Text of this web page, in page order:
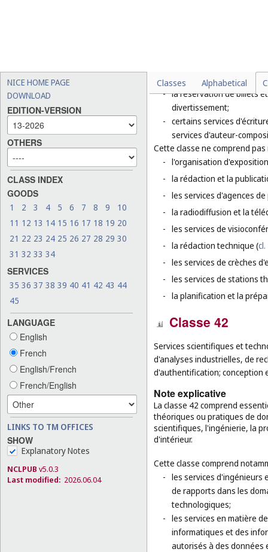
NICE HOME PAGE
DOWNLOAD
EDITION-VERSION
OTHERS
CLASS INDEX
GOODS
1 2 3 4 5 6 7 8 9
10
11 12 13 14 15 16 17 18 19 20
21 22 23 24 25 26 27 28 29 30
31 32 33 34
SERVICES
35 36 37 38 39 40 41 42 43 44
45
LANGUAGE
English
French
English/French
French/English
LINKS TO TM OFFICES
SHOW
Explanatory Notes
NCLPUB v5.0.3
Last modified: 2026.06.04
Classes Alphabetical
-
les services de jeux
- la réservation de billets
divertissement;
- certains services
services d'auteur-
Cette classe ne comprend
- l'organisation
- la rédaction et la
- les services d'agences de
- la radiodiffusion et la
- les services de
- la rédaction technique (
- les services de crèches
- les services de stations
- la planification et la
Classe 42
Services scientifiques et
d'analyses industrielles, de
d'authentification; conception
Note explicative
La classe 42 comprend
théoriques ou pratiques de
scientifiques, l'ingénierie, la
d'intérieur.
Cette classe comprend
- les services d'ingénieurs
de rapports dans les
technologiques;
- les services en matière
informatiques et des
autorisés à des données